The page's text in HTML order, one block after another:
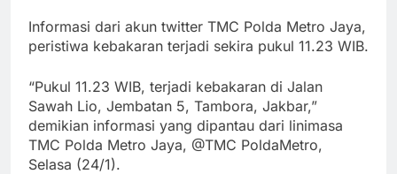
Informasi dari akun twitter TMC Polda Metro Jaya,
peristiwa kebakaran terjadi sekira pukul 11.23 WIB.
“Pukul 11.23 WIB, terjadi kebakaran di Jalan
Sawah Lio, Jembatan 5, Tambora, Jakbar,”
demikian informasi yang dipantau dari linimasa
TMC Polda Metro Jaya, @TMC PoldaMetro,
Selasa (24/1).